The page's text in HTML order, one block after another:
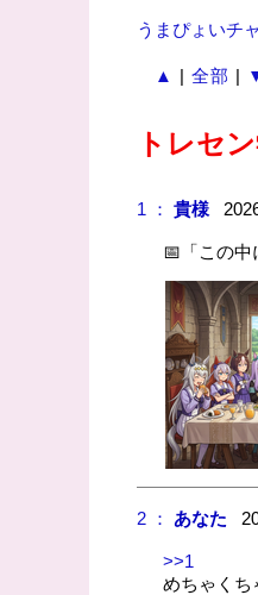
うまぴょいチ
▲ | 全部 |
トレセ
1 ： 貴様
📅「この中
2 ： あなた
>>1
めちゃく